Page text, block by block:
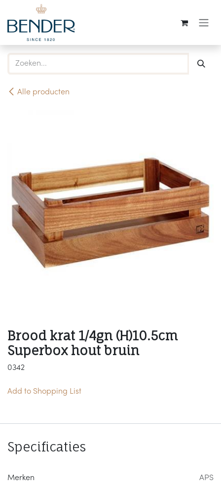
Overslaan naar inhoud
Alle producten
Brood krat 1/4gn (H)10.5cm
Superbox hout bruin
0342
Add to Shopping List
Specificaties
Merken APS